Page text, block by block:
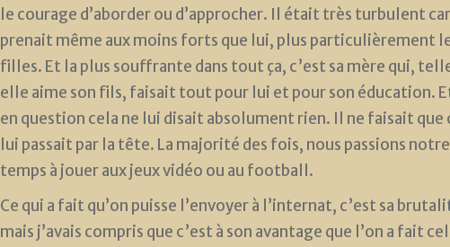
le courage d’aborder ou d’approcher. Il était très turbulent car
prenait même aux moins forts que lui, plus particulièrement
filles. Et la plus souffrante dans tout ça, c’est sa mère qui,
elle aime son fils, faisait tout pour lui et pour son éducation.
en question cela ne lui disait absolument rien. Il ne faisait que
lui passait par la tête. La majorité des fois, nous passions notre
temps à jouer aux jeux vidéo ou au football.
Ce qui a fait qu’on puisse l’envoyer à l’internat, c’est sa
mais j’avais compris que c’est à son avantage que l’on a fait